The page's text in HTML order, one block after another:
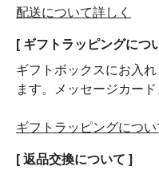
配送について詳しく
[ ギフトラッピングにつ
ギフトボックスにお入
ます。メッセージカー
ギフトラッピングについ
[ 返品交換について ]